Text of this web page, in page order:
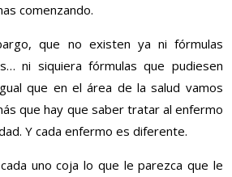
comenzando.
que no existen ya ni fórmulas
ni siquiera fórmulas que pudiesen
que en el área de la salud vamos
que hay que saber tratar al enfermo
Y cada enfermo es diferente.
uno coja lo que le parezca que le